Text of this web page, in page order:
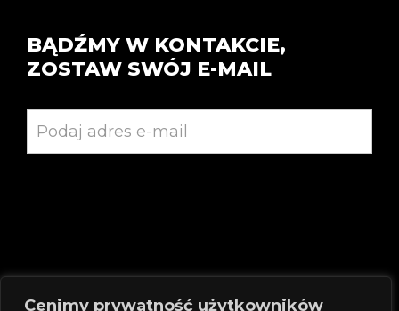
Cenimy prywatność użytkowników
BĄDŹMY W KONTAKCIE,
ZOSTAW SWÓJ E-MAIL